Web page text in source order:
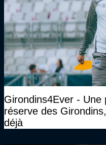
Girondins4Ever -
réserve des
déjà